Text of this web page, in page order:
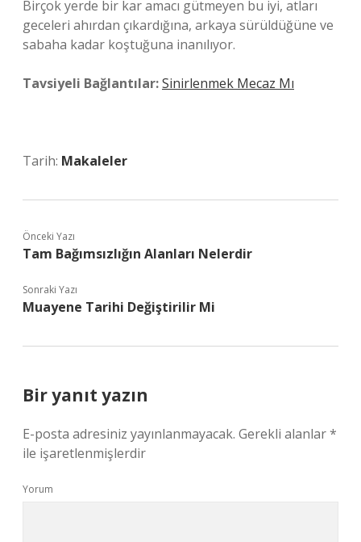
Birçok yerde bir kar amacı gütmeyen bu iyi, atları
geceleri ahırdan çıkardığına, arkaya sürüldüğüne ve
sabaha kadar koştuğuna inanılıyor.
Tavsiyeli Bağlantılar:Sinirlenmek Mecaz Mı
Tarih: Makaleler
Önceki Yazı
Tam Bağımsızlığın Alanları Nelerdir
Sonraki Yazı
Muayene Tarihi Değiştirilir Mi
Bir yanıt yazın
E-posta adresiniz yayınlanmayacak. Gerekli alanlar*
ile işaretlenmişlerdir
Yorum